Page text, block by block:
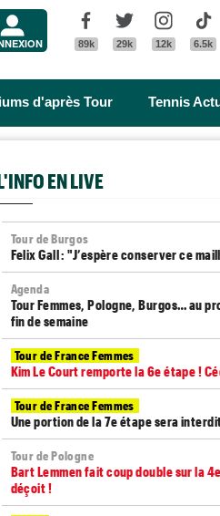
Facebook
89k
Twitter
29k 12k 6.5k
d'après Tour Tennis
EN LIVE
Tour de Burgos
Felix Gall : "J’espère conserver ce
Agenda
Tour Femmes, Pologne, Burgos… au
fin de semaine
Tour de France Femmes
Kim Le Court remporte la 6e étape !
Tour de France Femmes
Une portion de la 7e étape sera
Tour de Pologne
Bart Lemmen fait coup double sur la
déçoit !